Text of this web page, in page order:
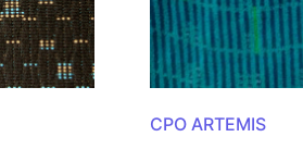
CPO ARTEMIS